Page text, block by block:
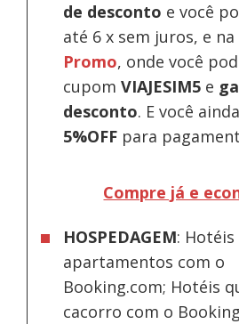
de desconto e você
até 6 x sem juros, e na
Promo, onde você
cupomVIAJESIM5 e
desconto. E você
5%OFF para
Compre já e
HOSPEDAGEM: Hotéis
apartamentos com o
Booking.com; Hotéis
cacorro com o